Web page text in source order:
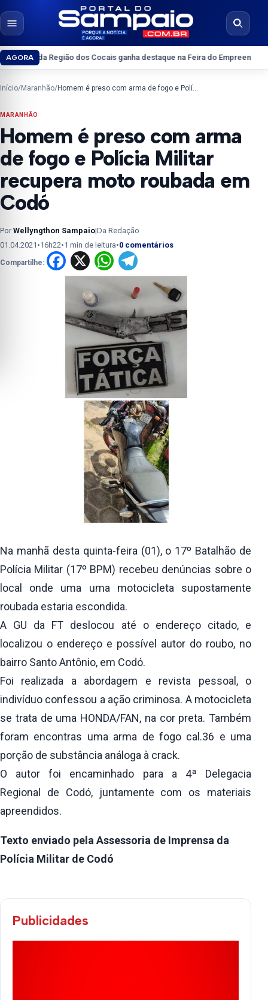
Pular para o conteúdo
Abrir menu
Abrir
AGORAdos Cocais ganha destaque na Feira do Empreendedor 2026
Início/Maranhão/ Homem é preso com arma de fogo e Polícia Militar recupera moto roubada em Codó
MARANHÃO
Homem é preso com arma
de fogo e Polícia Militar
recupera moto roubada em
Codó
PorWellyngthon Sampaio|Da Redação
01.04.2021 •16h22•1 min de leitura•0 comentários
Compartilhe: Facebook
X WhatsApp
Na manhã desta quinta-feira (01), o 17º Batalhão de
Polícia Militar (17º BPM) recebeu denúncias sobre o
local onde uma uma motocicleta supostamente
roubada estaria escondida.
A GU da FT deslocou até o endereço citado, e
localizou o endereço e possível autor do roubo, no
bairro Santo Antônio, em Codó.
Foi realizada a abordagem e revista pessoal, o
indivíduo confessou a ação criminosa. A motocicleta
se trata de uma HONDA/FAN, na cor preta. Também
foram encontras uma arma de fogo cal.36 e uma
porção de substância análoga à crack.
O autor foi encaminhado para a 4ª Delegacia
Regional de Codó, juntamente com os materiais
apreendidos.
Texto enviado pela Assessoria de Imprensa da
Polícia Militar de Codó
Publicidades